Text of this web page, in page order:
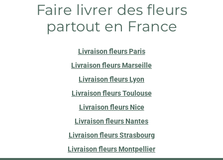
Faire livrer des fleurs
partout en France
Livraison fleurs Paris
Livraison fleurs Marseille
Livraison fleurs Lyon
Livraison fleurs Toulouse
Livraison fleurs Nice
Livraison fleurs Nantes
Livraison fleurs Strasbourg
Livraison fleurs Montpellier